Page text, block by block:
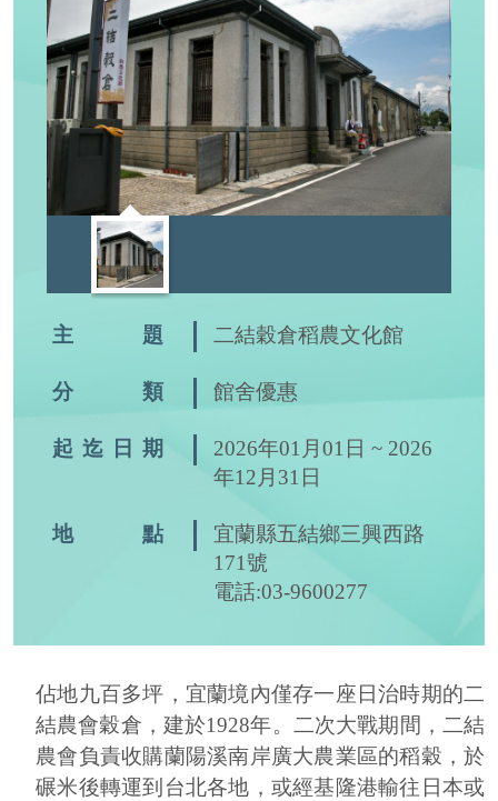
主 題 二結穀倉稻農文化館
分 類 館舍優惠
起迄日期
2026年01月01日 ~ 2026
年12月31日
地 點
宜蘭縣五結鄉三興西路
171號
電話:03-9600277
佔地九百多坪，宜蘭境內僅存一座日治時期的二
結農會穀倉，建於1928年。二次大戰期間，二結
農會負責收購蘭陽溪南岸廣大農業區的稻穀，於
碾米後轉運到台北各地，或經基隆港輸往日本或